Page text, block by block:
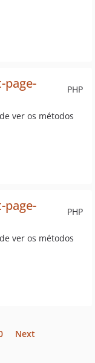
PHP
page-
ver os métodos
PHP
page-
ver os métodos
Next